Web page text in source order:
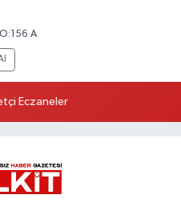
A
Eczaneler